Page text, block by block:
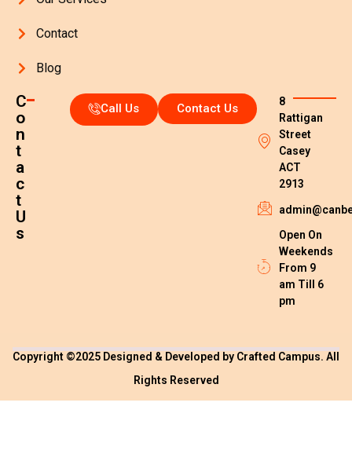
Contact
Blog
C
o
n
t
a
c
t
U
s
Call Us Contact Us
8
Rattigan
Street
Casey
ACT
2913
Open On
Weekends
From 9
am Till 6
pm
Copyright ©2025 Designed & Developed by Crafted Campus. All
Rights Reserved